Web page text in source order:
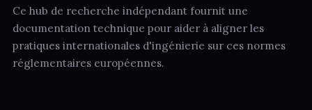
Ce hub de recherche indépendant fournit une
documentation technique pour aider à aligner les
pratiques internationales d'ingénierie sur ces normes
réglementaires européennes.